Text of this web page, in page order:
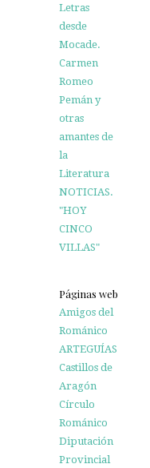
Letras
desde
Mocade.
Carmen
Romeo
Pemán y
otras
amantes de
la
Literatura
NOTICIAS.
"HOY
CINCO
VILLAS"
Páginas web
Amigos del
Románico
ARTEGUÍAS
Castillos de
Aragón
Círculo
Románico
Diputación
Provincial